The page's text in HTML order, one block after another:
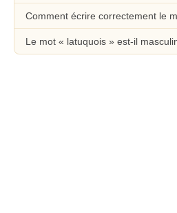
Comment écrire correctement le
Le mot « latuquois » est-il